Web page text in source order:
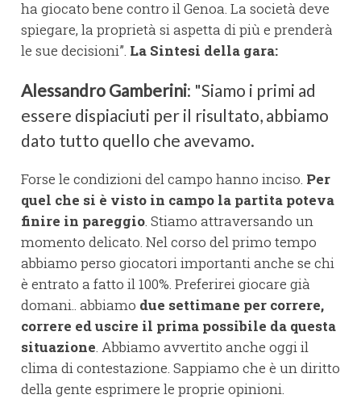
ha giocato bene contro il Genoa. La società deve
spiegare, la proprietà si aspetta di più e prenderà
le sue decisioni”. La Sintesi della gara:
Alessandro Gamberini: "Siamo i primi ad
essere dispiaciuti per il risultato, abbiamo
dato tutto quello che avevamo.
Forse le condizioni del campo hanno inciso. Per
quel che si è visto in campo la partita poteva
finire in pareggio. Stiamo attraversando un
momento delicato. Nel corso del primo tempo
abbiamo perso giocatori importanti anche se chi
è entrato a fatto il 100%. Preferirei giocare già
domani.. abbiamo due settimane per correre,
correre ed uscire il prima possibile da questa
situazione. Abbiamo avvertito anche oggi il
clima di contestazione. Sappiamo che è un diritto
della gente esprimere le proprie opinioni.